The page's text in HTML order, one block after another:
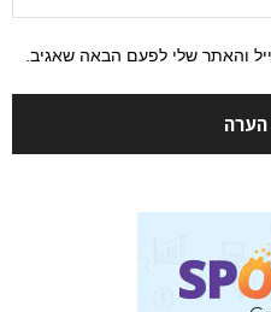
והאתר שלי לפעם הבאה שאגיב.